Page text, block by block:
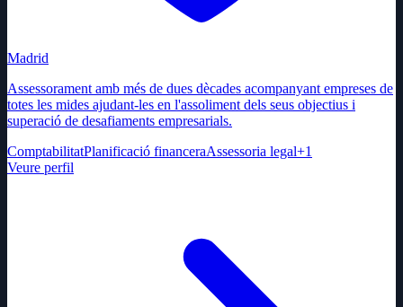
Madrid
Assessorament amb més de dues dècades acompanyant empreses de
totes les mides ajudant-les en l'assoliment dels seus objectius i
superació de desafiaments empresarials.
ComptabilitatPlanificació financeraAssessoria legal+1
Veure perfil